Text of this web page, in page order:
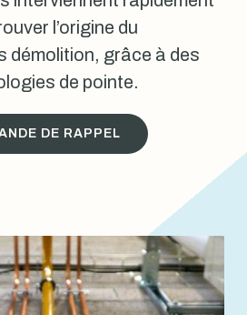
l’origine du
démolition, grâce à des
de pointe.
DE RAPPEL